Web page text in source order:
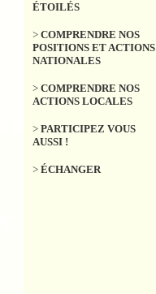
ÉTOILÉS
> COMPRENDRE NOS
POSITIONS ET ACTIONS
NATIONALES
> COMPRENDRE NOS
ACTIONS LOCALES
> PARTICIPEZ VOUS
AUSSI !
> ÉCHANGER